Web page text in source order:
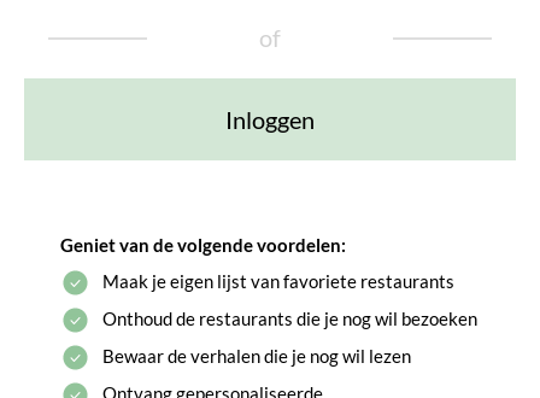
of
Inloggen
Geniet van de volgende voordelen:
Maak je eigen lijst van favoriete restaurants
Onthoud de restaurants die je nog wil bezoeken
Bewaar de verhalen die je nog wil lezen
Ontvang gepersonaliseerde